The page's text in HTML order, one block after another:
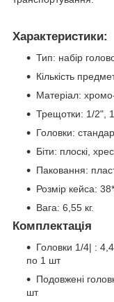
Характеристики:
Тип: набір
Кількість
Матеріал:
Трещотки: 1/2",
Головки:
Біти: плоскі,
Паковання:
Розмір кейса:
Вага: 6,55 кг.
Комплектація
Головки 1/4| :
по 1 шт
Подовжені
шт